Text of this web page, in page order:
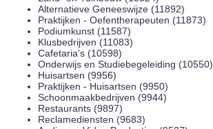
Alternatieve Geneeswijze (11892)
Praktijken - Oefentherapeuten (11873)
Podiumkunst (11587)
Klusbedrijven (11083)
Cafetaria's (10598)
Onderwijs en Studiebegeleiding (10550)
Huisartsen (9956)
Praktijken - Huisartsen (9950)
Schoonmaakbedrijven (9944)
Restaurants (9897)
Reclamediensten (9683)